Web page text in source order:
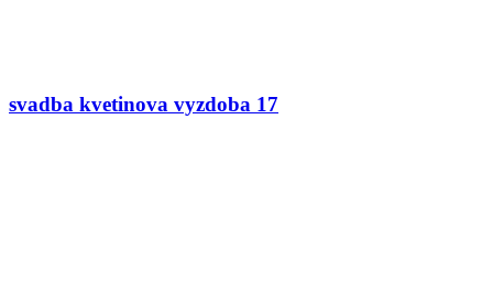
svadba kvetinova vyzdoba 17